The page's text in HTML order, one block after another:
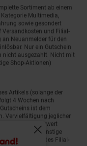
Fenster
Sortiment ab einem
Multimedia,
sowie gesondert
Versandkosten und Filial-
an Neuanmelder für den
Nur ein Gutschein
nicht ausgezahlt. Nicht mit
Shop-Aktionen)
Artikels (solange der
4 Wochen nach
ist dem
Vervielfältigung jeglicher
Mindesteinkaufswert
oder sonstige
des Filial-